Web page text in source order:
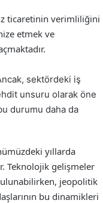
ticaretinin verimliliğini
etmek ve
sektördeki iş
unsuru olarak öne
durumu daha da
yıllarda
Teknolojik gelişmeler
jeopolitik
bu dinamikleri